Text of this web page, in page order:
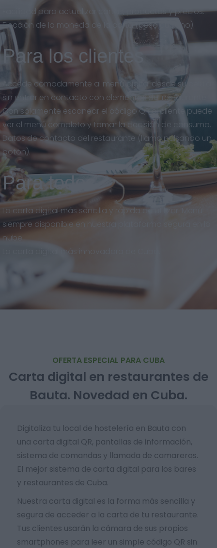
Facilidad para actualizar cartas, productos y precios.
Elección de la moneda de la carta (peso cubano).
Para los clientes
Accede cómodamente al menú digital desde su celular
sin entrar en contacto con elementos del restaurante.
Con solamente escanear el código QR el cliente puede
ver el menú completo y tomar la decisión de consumo.
Datos de contacto del restaurante (llama pulsando un
botón).
Para todos
La carta digital más sencilla y rápida de utilizar. Menú
siempre disponible en nuestra plataforma segura en la
nube.
La carta digital más innovadora de Cuba.
OFERTA ESPECIAL PARA CUBA
Carta digital en restaurantes de
Bauta. Novedad en Cuba.
Digitaliza tu local de hostelería en Bauta con
una carta digital QR, pantallas de información,
sistema de comandas y llamada de camareros.
El mejor sistema de carta digital para los bares
y restaurantes de Cuba.
Nuestra carta digital es la forma más sencilla y
segura de acceder a la carta de tu restaurante.
Tus clientes usarán la cámara de sus propios
smartphones para leer un simple código QR sin